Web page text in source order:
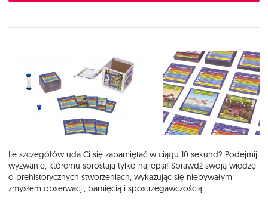
Ile szczegółów uda Ci się zapamiętać w ciągu 10 sekund? Podejmij
wyzwanie, któremu sprostają tylko najlepsi! Sprawdź swoją wiedzę
o prehistorycznych stworzeniach, wykazując się niebywałym
zmysłem obserwacji, pamięcią i spostrzegawczością.